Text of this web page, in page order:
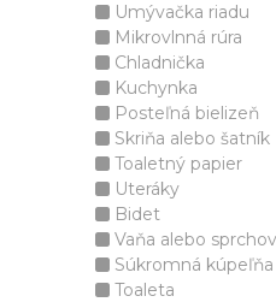
Umývačka riadu
Mikrovlnná rúra
Chladnička
Kuchynka
Posteľná bielizeň
Skriňa alebo šatník
Toaletný papier
Uteráky
Bidet
Vaňa alebo
Súkromná kúpeľňa
Toaleta